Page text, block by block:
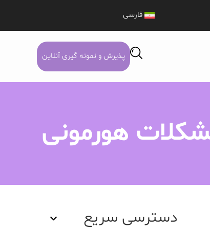
فارسی
پذیرش و نمونه گیری آنلاین
هورمونی
دسترسی سریع